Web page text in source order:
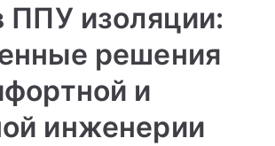
ППУ изоляции:
решения
и
инженерии